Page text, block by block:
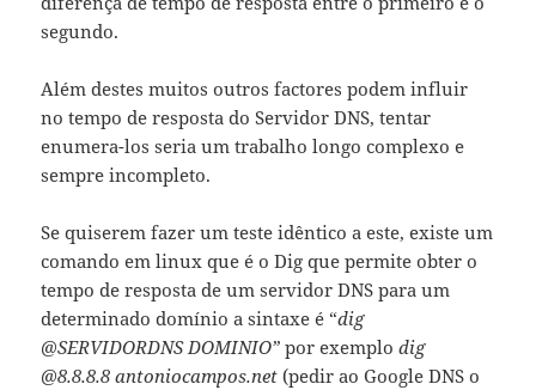
segundo.
Além destes muitos outros factores podem influir
no tempo de resposta do Servidor DNS, tentar
enumera-los seria um trabalho longo complexo e
sempre incompleto.
Se quiserem fazer um teste idêntico a este, existe um
comando em linux que é o Dig que permite obter o
tempo de resposta de um servidor DNS para um
determinado domínio a sintaxe é “dig
@SERVIDORDNS DOMINIO” por exemplodig
@8.8.8.8 antoniocampos.net (pedir ao Google DNS o